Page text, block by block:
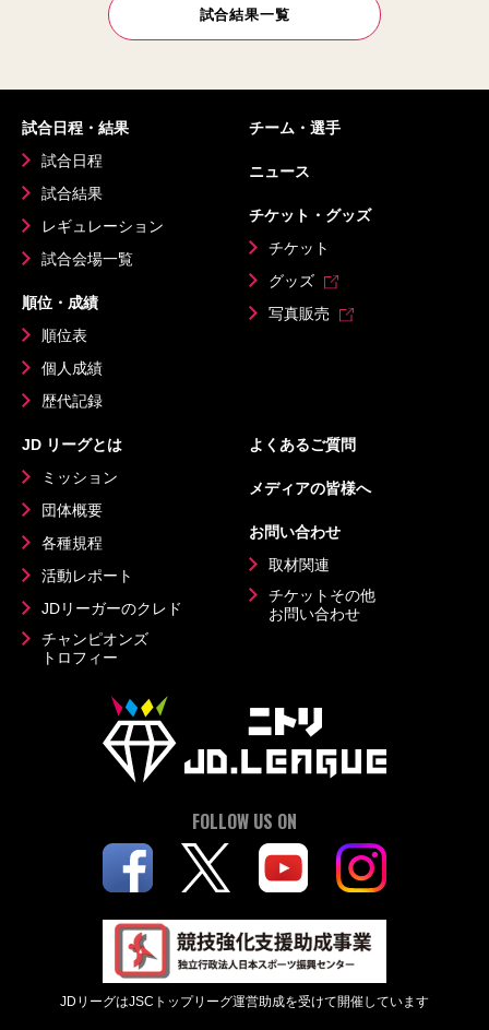
試合結果一覧
試合日程・結果
試合日程
試合結果
レギュレーション
試合会場一覧
順位・成績
順位表
個人成績
歴代記録
チーム・選手
ニュース
チケット・グッズ
チケット
グッズ
写真販売
JD リーグとは
ミッション
団体概要
各種規程
活動レポート
JDリーガーのクレド
チャンピオンズ
トロフィー
よくあるご質問
メディアの皆様へ
お問い合わせ
取材関連
チケットその他
お問い合わせ
FOLLOW US ON
JDリーグはJSCトップリーグ運営助成を受けて開催しています